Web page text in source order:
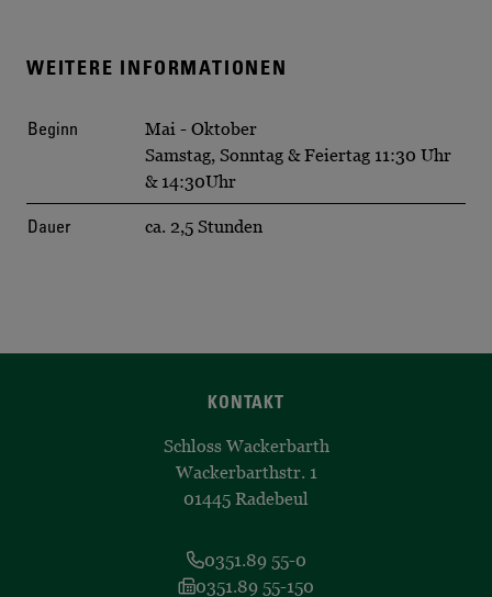
WEITERE INFORMATIONEN
Beginn
Mai - Oktober
Samstag, Sonntag & Feiertag 11:30 Uhr
& 14:30Uhr
Dauer ca. 2,5 Stunden
KONTAKT
Schloss Wackerbarth
Wackerbarthstr. 1
01445 Radebeul
0351.89 55-0
0351.89 55-150